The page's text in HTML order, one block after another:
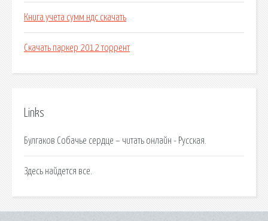
Книга учета сумм ндс скачать
Скачать паркер 2012 торрент
Links
Булгаков Собачье сердце – читать онлайн - Русская.
Здесь найдется все.